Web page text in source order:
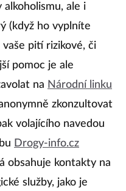
ale i
(když ho vyplníte
pití rizikové, či
pomoc je ale
na Národní linku
zkonzultovat
volajícího navedou
Drogy-info.cz
obsahuje kontakty na
služby, jako je